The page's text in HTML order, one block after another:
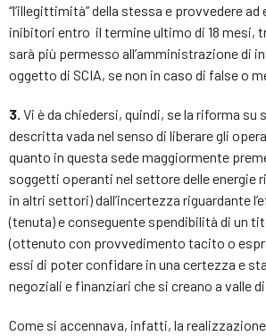
“l’illegittimità” della stessa e provvedere
inibitori entro il termine ultimo di 18 mesi,
sarà più permesso all’amministrazione di
oggetto di SCIA, se non in caso di false o
3. Vi è da chiedersi, quindi, se la riforma
descritta vada nel senso di liberare gli
quanto in questa sede maggiormente
soggetti operanti nel settore delle energie
in altri settori) dall’incertezza riguardante
(tenuta) e conseguente spendibilità di un
(ottenuto con provvedimento tacito o
essi di poter confidare in una certezza e
negoziali e finanziari che si creano a valle
Come si accennava, infatti, la